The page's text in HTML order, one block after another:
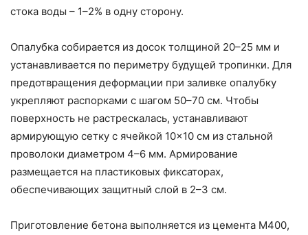
стока воды – 1–2% в одну сторону.
Опалубка собирается из досок толщиной 20–25 мм и
устанавливается по периметру будущей тропинки. Для
предотвращения деформации при заливке опалубку
укрепляют распорками с шагом 50–70 см. Чтобы
поверхность не растрескалась, устанавливают
армирующую сетку с ячейкой 10×10 см из стальной
проволоки диаметром 4–6 мм. Армирование
размещается на пластиковых фиксаторах,
обеспечивающих защитный слой в 2–3 см.
Приготовление бетона выполняется из цемента М400,